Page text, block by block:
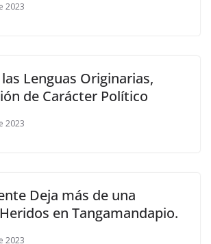
2023
Lenguas Originarias,
de Carácter Político
2023
Deja más de una
en Tangamandapio.
2023